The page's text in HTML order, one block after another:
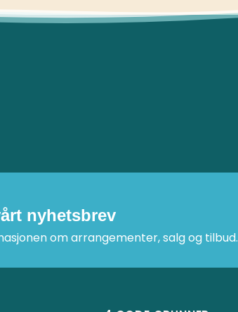
nyhetsbrev
om arrangementer, salg og tilbud.